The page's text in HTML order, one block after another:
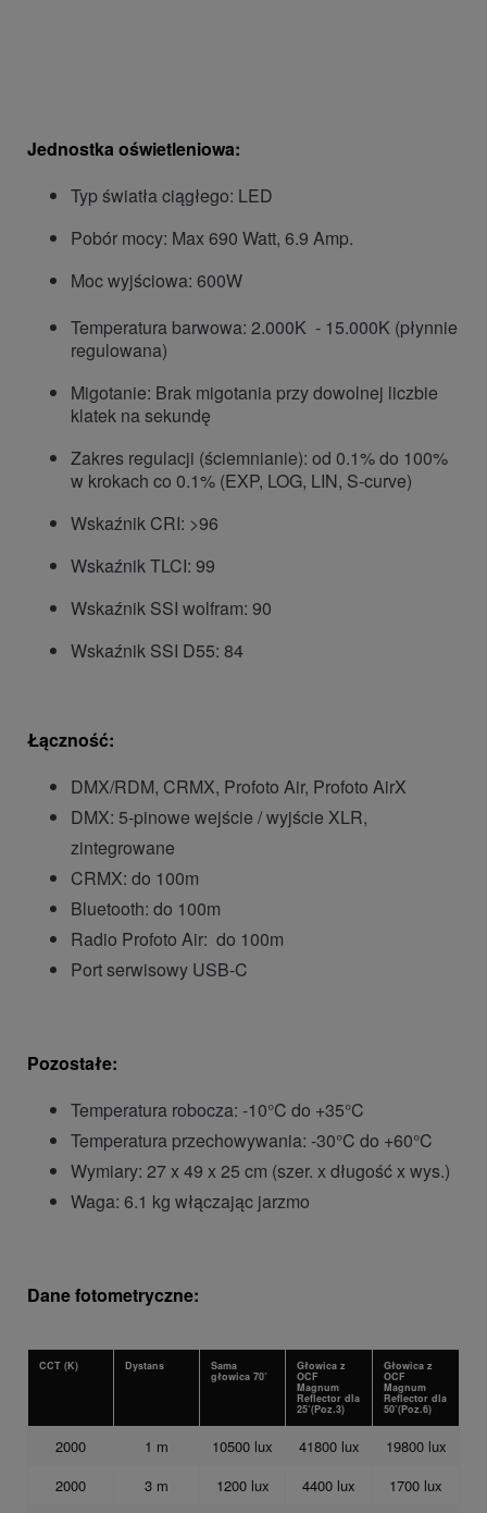
Jednostka oświetleniowa:
Typ światła ciągłego: LED
Pobór mocy: Max 690 Watt, 6.9 Amp.
Moc wyjściowa: 600W
Temperatura barwowa: 2.000K - 15.000K (płynnie
regulowana)
Migotanie: Brak migotania przy dowolnej liczbie
klatek na sekundę
Zakres regulacji (ściemnianie): od 0.1% do 100%
w krokach co 0.1% (EXP, LOG, LIN, S-curve)
Wskaźnik CRI: >96
Wskaźnik TLCI: 99
Wskaźnik SSI wolfram: 90
Wskaźnik SSI D55: 84
Łączność:
DMX/RDM, CRMX, Profoto Air, Profoto AirX
DMX: 5-pinowe wejście / wyjście XLR,
zintegrowane
CRMX: do 100m
Bluetooth: do 100m
Radio Profoto Air: do 100m
Port serwisowy USB-C
Pozostałe:
Temperatura robocza: -10°C do +35°C
Temperatura przechowywania: -30°C do +60°C
Wymiary: 27 x 49 x 25 cm (szer. x długość x wys.)
Waga: 6.1 kg włączając jarzmo
Dane fotometryczne:
CCT (K) Dystans Sama
głowica 70˚
Głowica z
OCF
Magnum
Reflector dla
25˚(Poz.3)
Głowica z
OCF
Magnum
Reflector dla
50˚(Poz.6)
2000 1 m 10500 lux 41800 lux
19800 lux
2000
3 m 1200 lux 4400 lux
1700 lux